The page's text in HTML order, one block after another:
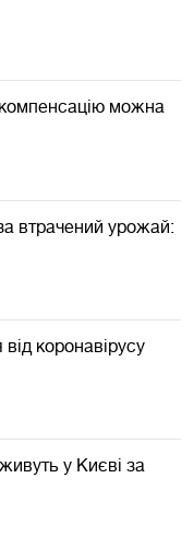
компенсацію можна
втрачений урожай:
коронавірусу
у Києві за